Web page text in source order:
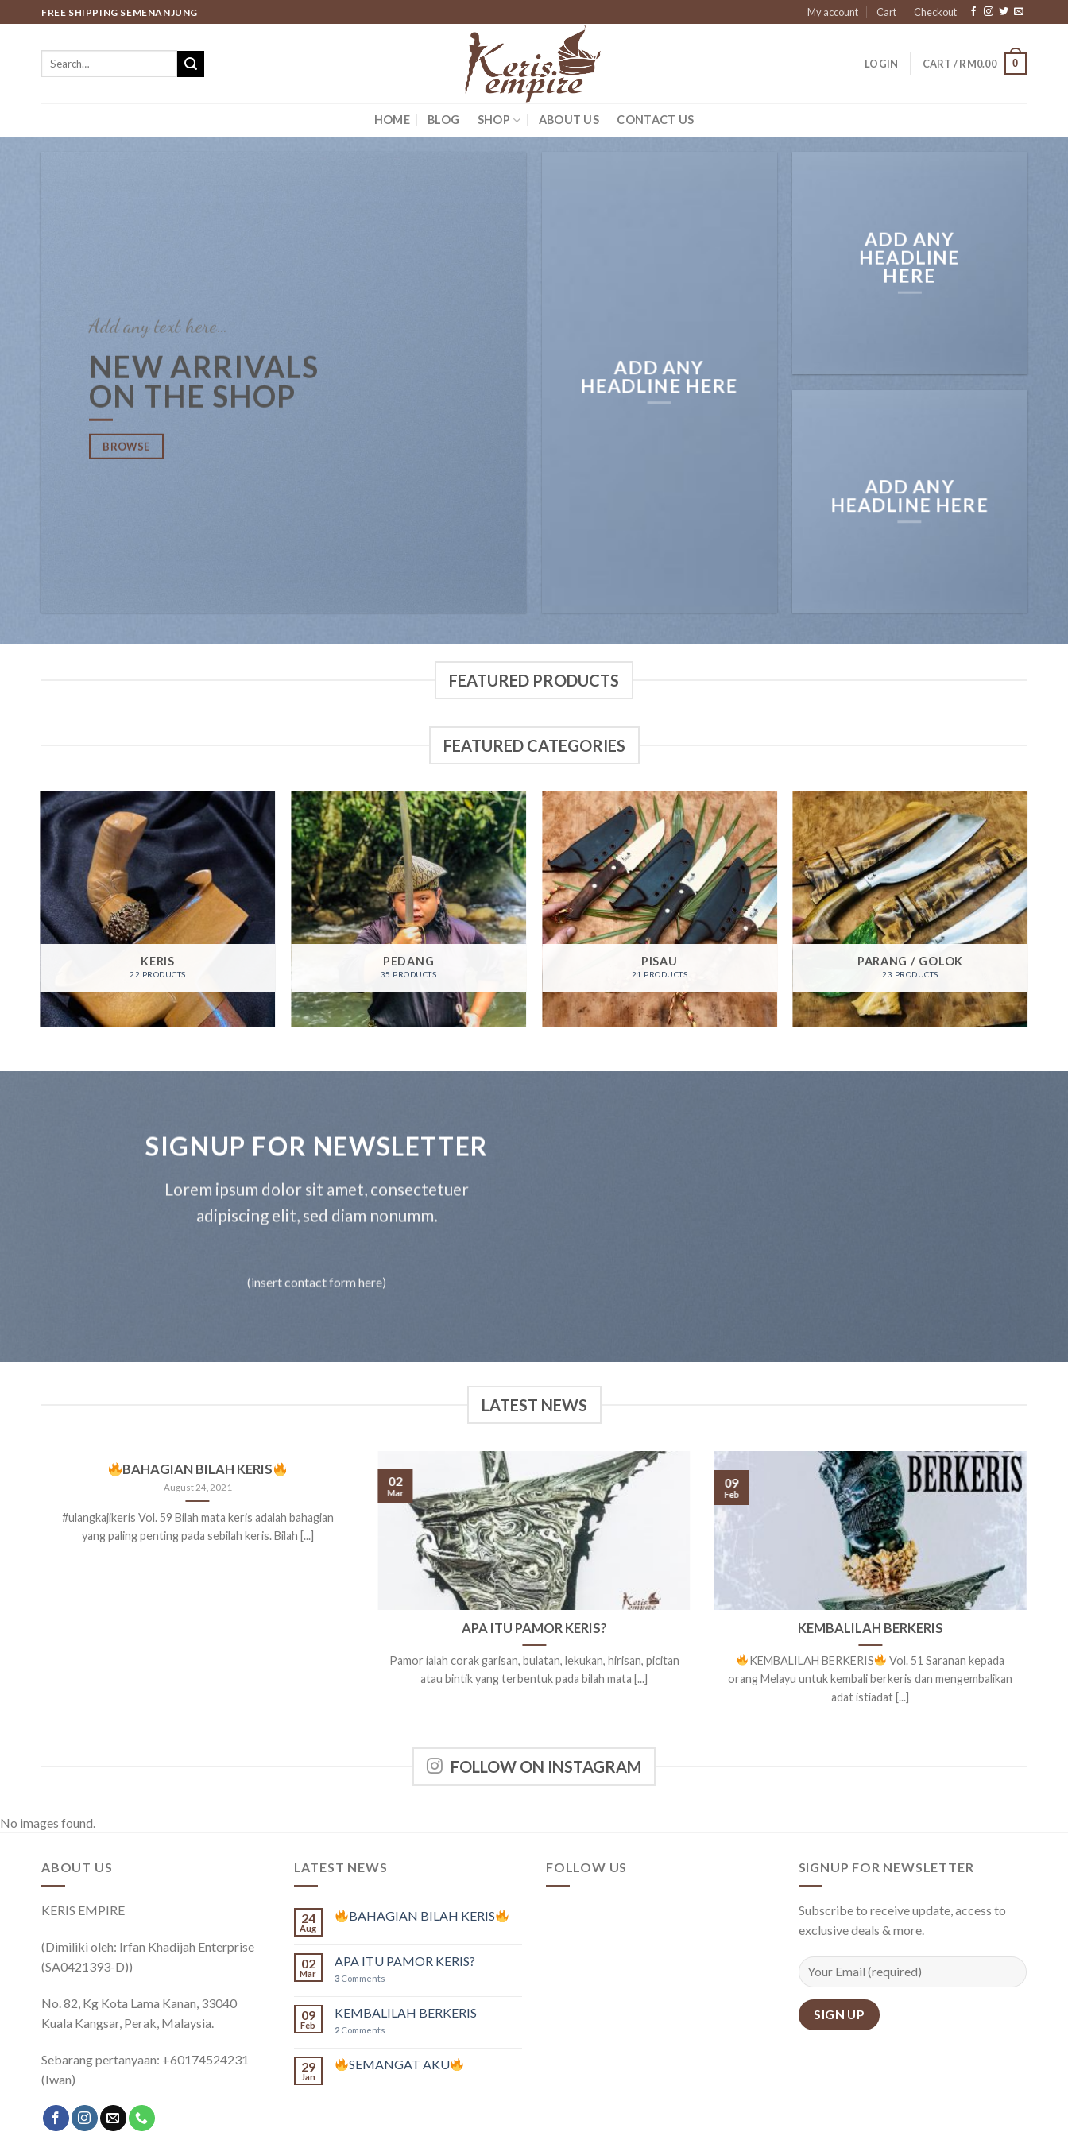
to
FREE SHIPPING SEMENANJUNG My account Cart Checkout
Search
LOGIN CART /RM0.00 0
HOME BLOG SHOP ABOUT US CONTACT US
Add any text here…
NEW ARRIVALS
ON THE SHOP
BROWSE
ADD ANY
HEADLINE HERE
ADD ANY
HEADLINE
HERE
ADD ANY
HEADLINE HERE
FEATURED PRODUCTS
FEATURED CATEGORIES
KERIS
22 PRODUCTS
PEDANG
35 PRODUCTS
PISAU
21 PRODUCTS
PARANG / GOLOK
23 PRODUCTS
SIGNUP FOR NEWSLETTER
Lorem ipsum dolor sit amet, consectetuer
adipiscing elit, sed diam nonumm.
(insert contact form here)
LATEST NEWS
BAHAGIAN BILAH KERIS
August 24, 2021
#ulangkajikeris Vol. 59 Bilah mata keris adalah bahagian
yang paling penting pada sebilah keris. Bilah [...]
APA ITU PAMOR KERIS?
Pamor ialah corak garisan, bulatan, lekukan, hirisan, picitan
atau bintik yang terbentuk pada bilah mata [...]
02
Mar
KEMBALILAH BERKERIS
KEMBALILAH BERKERIS
Vol. 51 Saranan kepada
orang Melayu untuk kembali berkeris dan mengembalikan
adat istiadat [...]
09
Feb
FOLLOW ON INSTAGRAM
No images found.
ABOUT US
KERIS EMPIRE
(Dimiliki oleh: Irfan Khadijah Enterprise
(SA0421393-D))
No. 82, Kg Kota Lama Kanan, 33040
Kuala Kangsar, Perak, Malaysia.
Sebarang pertanyaan: +60174524231
(Iwan)
LATEST NEWS
24
Aug
BAHAGIAN BILAH KERIS
02
Mar
APA ITU PAMOR KERIS?
3Comments
09
Feb
KEMBALILAH BERKERIS
2Comments
29
Jan
SEMANGAT AKU
FOLLOW US SIGNUP FOR NEWSLETTER
Subscribe to receive update, access to
exclusive deals & more.